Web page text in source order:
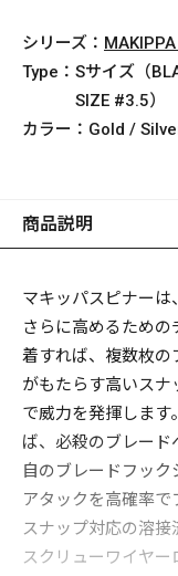
シリーズ：
Type： Sサイズ（
SIZE #3.5）
カラー： Gold /
商品説明
マキッパスピナーは
さらに高めるため
着すれば、複数枚の
がもたらす高いスナ
で威力を発揮します
ば、必殺のブレー
自のブレードフック
アタックを高確率で
スナップ対応の溶
スクリューワイヤ